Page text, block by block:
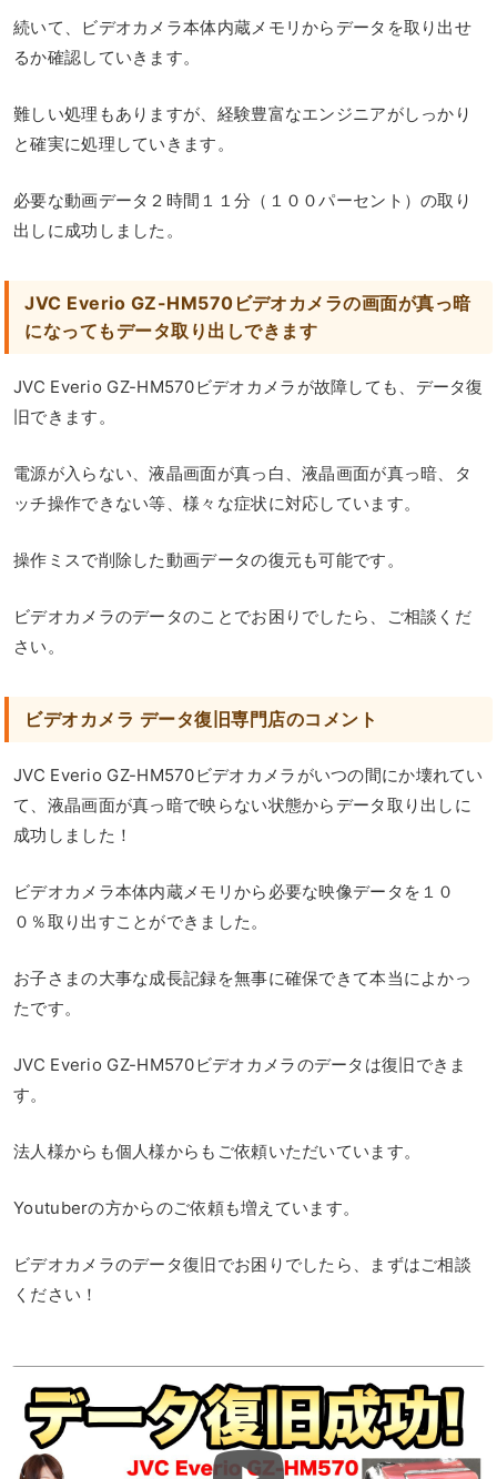
続いて、ビデオカメラ本体内蔵メモリからデータを取り出せ
るか確認していきます。
難しい処理もありますが、経験豊富なエンジニアがしっかり
と確実に処理していきます。
必要な動画データ２時間１１分（１００パーセント）の取り
出しに成功しました。
JVC Everio GZ-HM570ビデオカメラの画面が真っ暗
になってもデータ取り出しできます
JVC Everio GZ-HM570ビデオカメラが故障しても、データ復
旧できます。
電源が入らない、液晶画面が真っ白、液晶画面が真っ暗、タ
ッチ操作できない等、様々な症状に対応しています。
操作ミスで削除した動画データの復元も可能です。
ビデオカメラのデータのことでお困りでしたら、ご相談くだ
さい。
ビデオカメラ データ復旧専門店のコメント
JVC Everio GZ-HM570ビデオカメラがいつの間にか壊れてい
て、液晶画面が真っ暗で映らない状態からデータ取り出しに
成功しました！
ビデオカメラ本体内蔵メモリから必要な映像データを１０
０％取り出すことができました。
お子さまの大事な成長記録を無事に確保できて本当によかっ
たです。
JVC Everio GZ-HM570ビデオカメラのデータは復旧できま
す。
法人様からも個人様からもご依頼いただいています。
Youtuberの方からのご依頼も増えています。
ビデオカメラのデータ復旧でお困りでしたら、まずはご相談
ください！